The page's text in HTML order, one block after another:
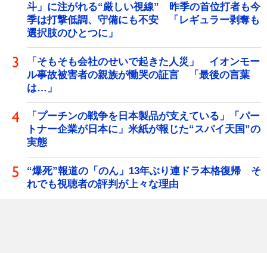
斗」に注がれる“厳しい視線” 昨季の首位打者も今
季は打撃低調、守備にも不安 「レギュラー剥奪も
選択肢のひとつに」
「そもそも会社のせいで起きた人災」 イオンモー
ル事故被害者の親族が慟哭の証言 「最後の言葉
は…」
「プーチンの戦争を日本製品が支えている」「パー
トナー企業が日本に」米紙が報じた“スパイ天国”の
実態
“爆死”報道の「のん」13年ぶり連ドラ本格復帰 そ
れでも視聴者の評判が上々な理由